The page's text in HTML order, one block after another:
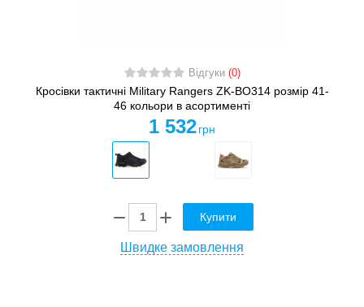
Відгуки (0)
Кросівки тактичні Military Rangers ZK-BO314 розмір 41-
46 кольори в асортименті
1 532 грн
Купити
Швидке замовлення